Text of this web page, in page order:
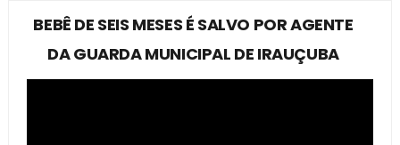
BEBÊ DE SEIS MESES É SALVO POR AGENTE
DA GUARDA MUNICIPAL DE IRAUÇUBA